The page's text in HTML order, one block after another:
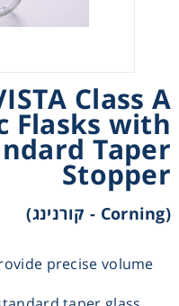
Class A
Flasks with
Taper
Stopper
(Corning - קורנינג)
precise volume
Instrumentation
Pumps
Preparation
Shaking & Stirring
Storage